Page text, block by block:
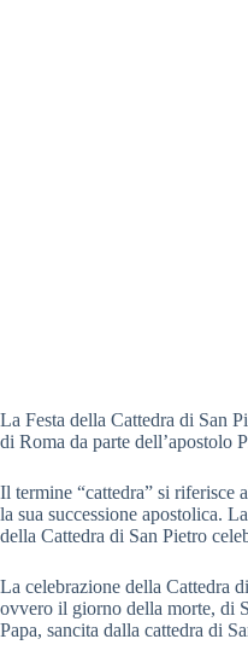
La Festa della Cattedra di San
di Roma da parte dell’apostolo
Il termine “cattedra” si riferisce
la sua successione apostolica.
della Cattedra di San Pietro
La celebrazione della Cattedra
ovvero il giorno della morte, di
Papa, sancita dalla cattedra di